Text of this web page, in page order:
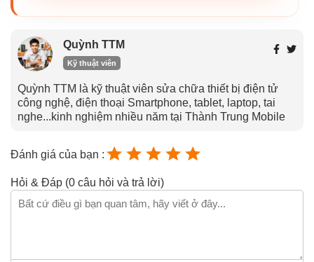
Quỳnh TTM
Kỹ thuật viên
Quỳnh TTM là kỹ thuật viên sửa chữa thiết bị điện tử
công nghệ, điện thoại Smartphone, tablet, laptop, tai
nghe...kinh nghiệm nhiều năm tại Thành Trung Mobile
Đánh giá của bạn :
Hỏi & Đáp (0 câu hỏi và trả lời)